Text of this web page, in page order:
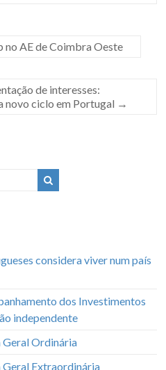
no AE de Coimbra Oeste
de interesses:
novo ciclo em Portugal →
considera viver num país
dos Investimentos
independente
Ordinária
Extraordinária